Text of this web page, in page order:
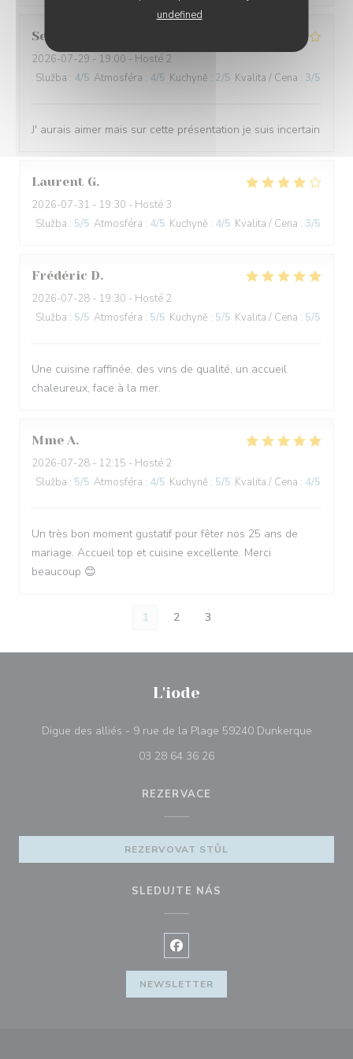
undefined
Serge
2026-07-29 - 19:00 - Hosté 2
Služba : 4/5 Atmosféra : 4/5 Kuchyně : 2/5 Kvalita / Cena : 3/5
J' aurais aimer mais sur cette présentation je suis incertain
Laurent G
2026-07-31 - 19:30 - Hosté 3
Služba : 5/5 Atmosféra : 4/5 Kuchyně : 4/5 Kvalita / Cena : 3/5
Frédéric D
2026-07-28 - 19:30 - Hosté 2
Služba : 5/5 Atmosféra : 5/5 Kuchyně : 5/5 Kvalita / Cena : 5/5
Une cuisine raffinée, des vins de qualité, un accueil
chaleureux, face à la mer.
Mme A
2026-07-28 - 12:15 - Hosté 2
Služba : 5/5 Atmosféra : 4/5 Kuchyně : 5/5 Kvalita / Cena : 4/5
Un très bon moment gustatif pour fêter nos 25 ans de
mariage. Accueil top et cuisine excellente. Merci
beaucoup 😊
1 2 3
L'iode
Digue des alliés - 9 rue de la Plage 59240 Dunkerque((otevře
03 28 64 36 26
REZERVACE
REZERVOVAT STŮL
SLEDUJTE NÁS
Facebook ((otevře se v novém
NEWSLETTER